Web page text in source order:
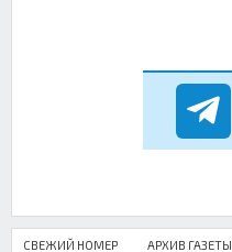
СВЕЖИЙ НОМЕР АРХИВ ГАЗЕТЫ